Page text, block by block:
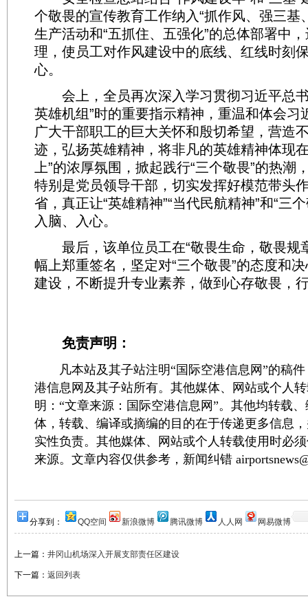
个敬畏的宣传教育工作纳入“抓作风、强三基
生产活动和“五抓住、五强化”的总体部署中
理，使员工对作风建设中的底线、红线时刻
心。
会上，全员再次深入学习贯彻习近平总书
英雄机组”时的重要指示精神，重温和体会习
广大干部职工的巨大关怀和殷切希望，营造
迹，弘扬英雄精神，将非凡的英雄精神体现
上”的浓厚氛围，掀起践行“三个敬畏”的热潮
特别是党员领导干部，切实发挥好模范带头
省，真正让“英雄精神”“当代民航精神”和“三
入脑、入心。
最后，该单位员工在“敬畏生命，敬畏规
幅上郑重签名，坚定对“三个敬畏”的态度和
建设，不断提升专业素养，做到心存敬畏，
免责声明：
凡本站及其子站注明“国际空港信息网”的稿件
港信息网及其子站所有。其他媒体、网站或个人
明：“文章来源：国际空港信息网”。其他均转载
体，转载、编译或摘编的目的在于传递更多信息
实性负责。其他媒体、网站或个人转载使用时必
来源。文章内容仅供参考，新闻纠错
分享到： QQ空间 新浪微博 腾讯微博 人人网 网易微博
上一篇： 井冈山机场深入开展支部责任区建设
下一篇： 返回列表